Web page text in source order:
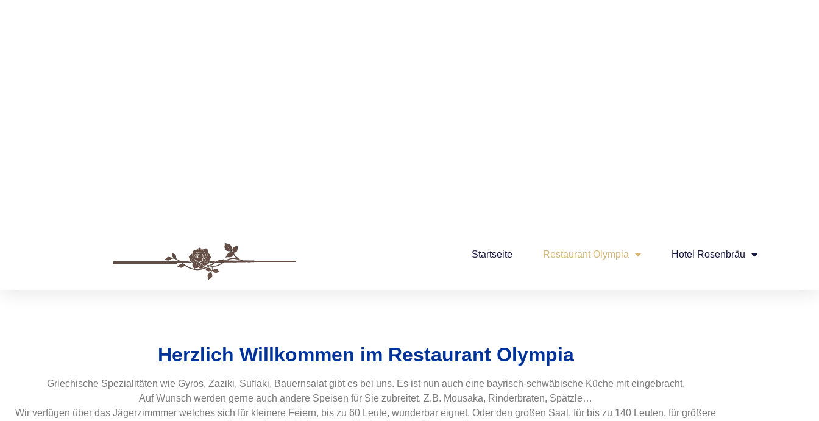
Startseite Restaurant Olympia Hotel Rosenbräu
Herzlich Willkommen im Restaurant Olympia
Griechische Spezialitäten wie Gyros, Zaziki, Suflaki, Bauernsalat gibt es bei uns. Es ist nun auch eine bayrisch-schwäbische Küche mit eingebracht.
Auf Wunsch werden gerne auch andere Speisen für Sie zubreitet. Z.B. Mousaka, Rinderbraten, Spätzle…
Wir verfügen über das Jägerzimmmer welches sich für kleinere Feiern, bis zu 60 Leute, wunderbar eignet. Oder den großen Saal, für bis zu 140 Leuten, für größere